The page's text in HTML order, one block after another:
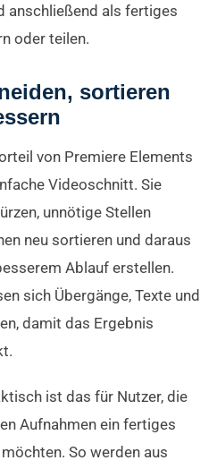
anschließend als fertiges
oder teilen.
sortieren
von Premiere Elements
Videoschnitt. Sie
unnötige Stellen
neu sortieren und daraus
Ablauf erstellen.
sich Übergänge, Texte und
damit das Ergebnis
ist das für Nutzer, die
Aufnahmen ein fertiges
So werden aus